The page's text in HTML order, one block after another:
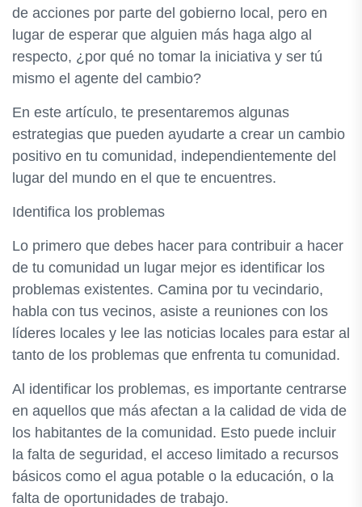
de acciones por parte del gobierno local, pero en
lugar de esperar que alguien más haga algo al
respecto, ¿por qué no tomar la iniciativa y ser tú
mismo el agente del cambio?
En este artículo, te presentaremos algunas
estrategias que pueden ayudarte a crear un cambio
positivo en tu comunidad, independientemente del
lugar del mundo en el que te encuentres.
Identifica los problemas
Lo primero que debes hacer para contribuir a hacer
de tu comunidad un lugar mejor es identificar los
problemas existentes. Camina por tu vecindario,
habla con tus vecinos, asiste a reuniones con los
líderes locales y lee las noticias locales para estar al
tanto de los problemas que enfrenta tu comunidad.
Al identificar los problemas, es importante centrarse
en aquellos que más afectan a la calidad de vida de
los habitantes de la comunidad. Esto puede incluir
la falta de seguridad, el acceso limitado a recursos
básicos como el agua potable o la educación, o la
falta de oportunidades de trabajo.